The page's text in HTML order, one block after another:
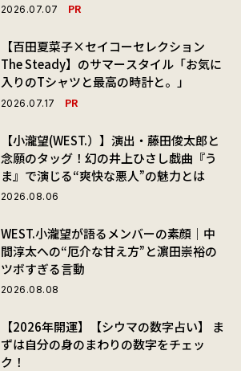
2026.07.07 PR
【百田夏菜子×セイコーセレクション
The Steady】のサマースタイル「お気に
入りのTシャツと最高の時計と。」
2026.07.17 PR
【小瀧望(WEST.）】演出・藤田俊太郎と
念願のタッグ！幻の井上ひさし戯曲『う
ま』で演じる“爽快な悪人”の魅力とは
2026.08.06
WEST.小瀧望が語るメンバーの素顔｜中
間淳太への“厄介な甘え方”と濵田崇裕の
ツボすぎる言動
2026.08.08
【2026年開運】【シウマの数字占い】 ま
ずは自分の身のまわりの数字をチェッ
ク！